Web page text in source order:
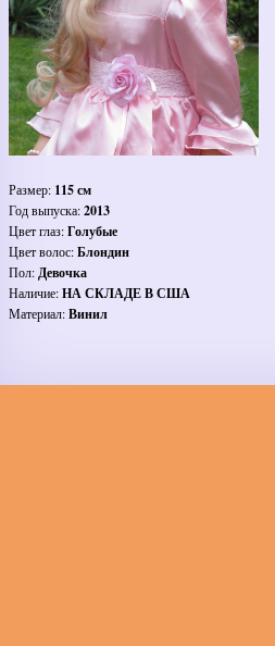
Размер: 115 см
Год выпуска:2013
Цвет глаз:Голубые
Цвет волос:Блондин
Пол:Девочка
Наличие:НА СКЛАДЕ В США
Материал:Винил